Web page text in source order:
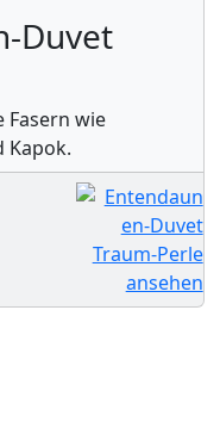
Duvet
Fasern wie
Kapok.